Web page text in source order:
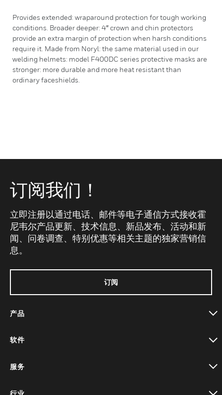
Provides extended: wraparound protection for tough working
conditions. Broader deeper: 4″ crown and chin protectors
provide an extra margin of protection when harsh conditions
require it. Made from Noryl: the same material used in our
welding helmets: model F400DC series protective masks are
stronger: more durable and more heat resistant than
ordinary faceshields.
订阅我们！
立即注册以通过电话、邮件等电子通信方式接收霍
尼韦尔产品更新、技术信息、新品发布、活动和新
闻、问卷调查、特别优惠等相关主题的独家营销信
息。
订阅
产品
软件
服务
行业